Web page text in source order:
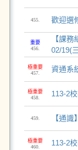
455. 歡迎選
重要
456.
【課
02/19(
極重要
457.
資通系
極重要
458.
113-2
459. 【通
極重要
460.
113-2